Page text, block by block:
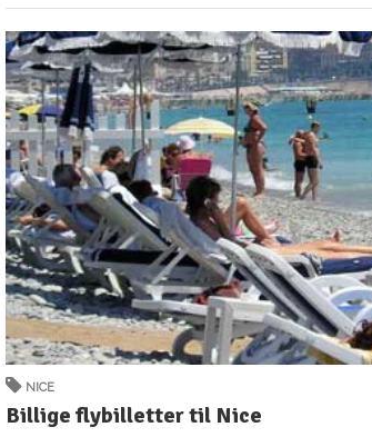
NICE
Billige flybilletter til Nice